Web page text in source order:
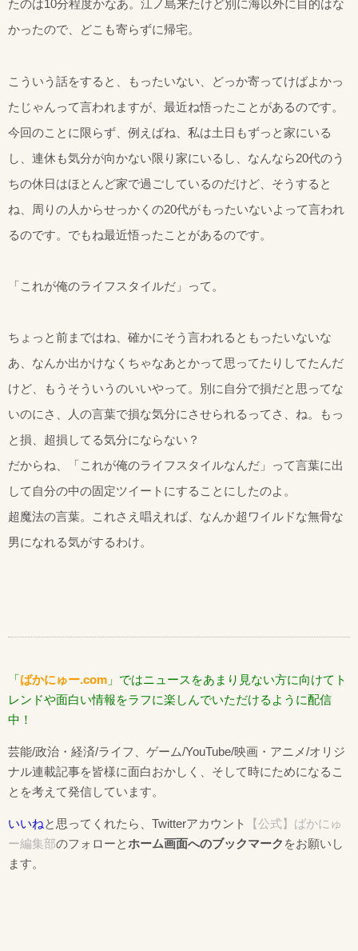
たのは10分程度かなあ。江ノ島来たけど別に海以外に目的はな
かったので、どこも寄らずに帰宅。
こういう話をすると、もったいない、どっか寄ってけばよかっ
たじゃんって言われますが、最近ね悟ったことがあるのです。
今回のことに限らず、例えばね、私は土日もずっと家にいる
し、連休も気分が向かない限り家にいるし、なんなら20代のう
ちの休日はほとんど家で過ごしているのだけど、そうすると
ね、周りの人からせっかくの20代がもったいないよって言われ
るのです。でもね最近悟ったことがあるのです。
「これが俺のライフスタイルだ」って。
ちょっと前まではね、確かにそう言われるともったいないな
あ、なんか出かけなくちゃなあとかって思ってたりしてたんだ
けど、もうそういうのいいやって。別に自分で損だと思ってな
いのにさ、人の言葉で損な気分にさせられるってさ、ね。もっ
と損、超損してる気分にならない？
だからね、「これが俺のライフスタイルなんだ」って言葉に出
して自分の中の固定ツイートにすることにしたのよ。
超魔法の言葉。これさえ唱えれば、なんか超ワイルドな無骨な
男になれる気がするわけ。
「ばかにゅー.com 」ではニュースをあまり見ない方に向けてト
レンドや面白い情報をラフに楽しんでいただけるように配信
中！
芸能/政治・経済/ライフ、ゲーム/YouTube/映画・アニメ/オリジ
ナル連載記事を皆様に面白おかしく、そして時にためになるこ
とを考えて発信しています。
いいねと思ってくれたら、Twitterアカウント
【公式】ばかにゅ
ー編集部のフォローとホーム画面へのブックマーク をお願いし
ます。